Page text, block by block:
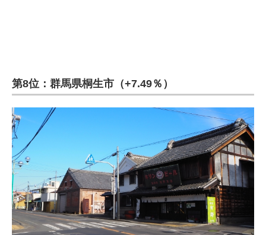
第8位：群馬県桐生市（+7.49％）